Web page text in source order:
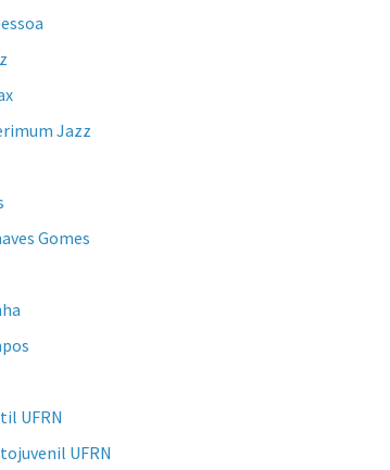
Jazz
Gomes
UFRN
UFRN